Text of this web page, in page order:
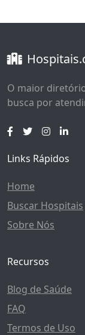
O maior
busca por
Links Rápidos
Home
Buscar Hospitais
Sobre Nós
Recursos
Blog de Saúde
FAQ
Termos de Uso